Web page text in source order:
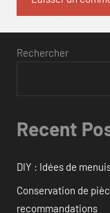
Rechercher
Recent
DIY : Idées de
Conservation de
recommandations